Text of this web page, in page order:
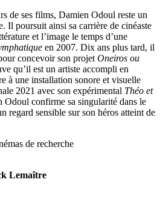
de ses films, Damien Odoul reste un
Il poursuit ainsi sa carrière de cinéaste
et l’image le temps d’une
en 2007. Dix ans plus tard, il
concevoir son projet Oneiros ou
qu’il est un artiste accompli en
à une installation sonore et visuelle
2021 avec son expérimental Théo et
Odoul confirme sa singularité dans le
regard sensible sur son héros atteint de
de recherche
Lemaître